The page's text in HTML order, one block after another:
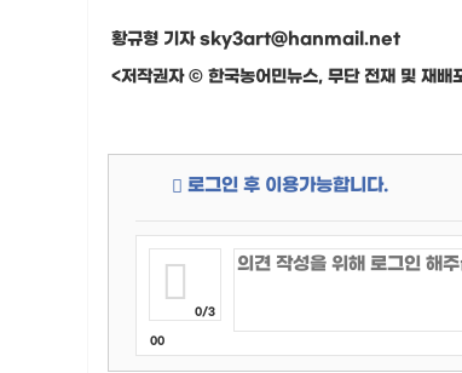
황규형 기자 sky3art@hanmail.net
<저작권자 © 한국농어민뉴스, 무단 전재 및 재배
로그인 후 이용가능합니다.
0/3
00